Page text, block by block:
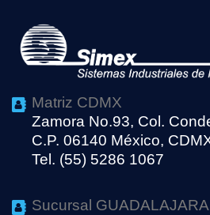
Matriz CDMX
Zamora No.93, Col.
C.P. 06140 México,
Tel. (55) 5286 1067
Sucursal GUADALAJARA